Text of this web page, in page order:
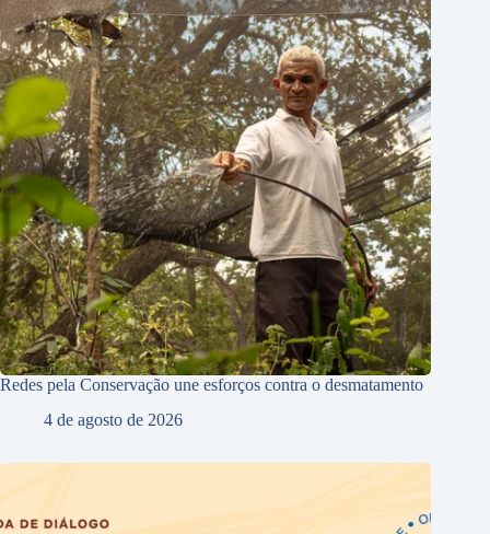
Redes pela Conservação une esforços contra o desmatamento
4 de agosto de 2026